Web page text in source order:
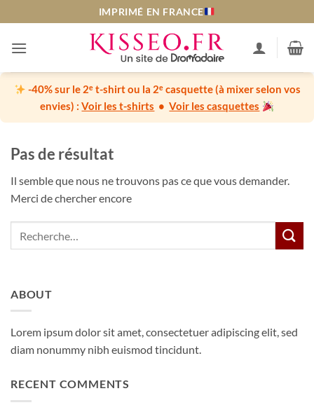
au
contenu
IMPRIMÉ EN FRANCE
-40% sur le 2ᵉ t-shirt ou la 2ᵉ casquette(à mixer selon vos
envies) :Voir les t-shirts •Voir les casquettes
Pas de résultat
Il semble que nous ne trouvons pas ce que vous demander.
Merci de chercher encore
ABOUT
Lorem ipsum dolor sit amet, consectetuer adipiscing elit, sed
diam nonummy nibh euismod tincidunt.
RECENT COMMENTS